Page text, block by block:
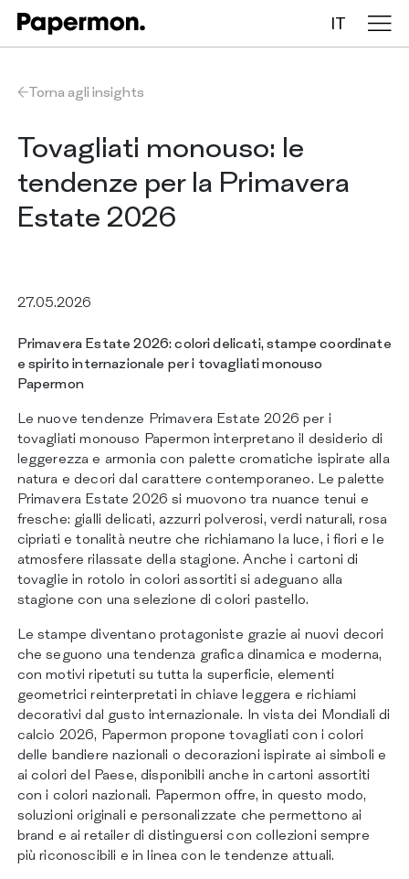
IT
Tovaglie in rotolo
Tovaglie piegate
Table runners
Tovagliette
SERVIZI
SOSTENIBILITÀ
CATALOGO
INSIGHTS
CERTIFICAZIONI
CONTATTI
Torna agli insights
Tovagliati monouso: le
tendenze per la Primavera
Estate 2026
27.05.2026
Primavera Estate 2026: colori delicati, stampe coordinate
e spirito internazionale per i tovagliati monouso
Papermon
Le nuove tendenze Primavera Estate 2026 per i
tovagliati monouso Papermon interpretano il desiderio di
leggerezza e armonia con palette cromatiche ispirate alla
natura e decori dal carattere contemporaneo. Le palette
Primavera Estate 2026 si muovono tra nuance tenui e
fresche: gialli delicati, azzurri polverosi, verdi naturali, rosa
cipriati e tonalità neutre che richiamano la luce, i fiori e le
atmosfere rilassate della stagione. Anche i cartoni di
tovaglie in rotolo in colori assortiti si adeguano alla
stagione con una selezione di colori pastello.
Le stampe diventano protagoniste grazie ai nuovi decori
che seguono una tendenza grafica dinamica e moderna,
con motivi ripetuti su tutta la superficie, elementi
geometrici reinterpretati in chiave leggera e richiami
decorativi dal gusto internazionale. In vista dei Mondiali di
calcio 2026, Papermon propone tovagliati con i colori
delle bandiere nazionali o decorazioni ispirate ai simboli e
ai colori del Paese, disponibili anche in cartoni assortiti
con i colori nazionali. Papermon offre, in questo modo,
soluzioni originali e personalizzate che permettono ai
brand e ai retailer di distinguersi con collezioni sempre
più riconoscibili e in linea con le tendenze attuali.